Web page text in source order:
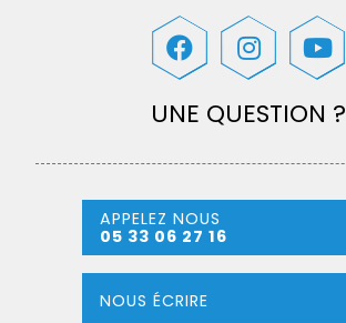
UNE QUESTION ?
APPELEZ NOUS
05 33 06 27 16
NOUS ÉCRIRE